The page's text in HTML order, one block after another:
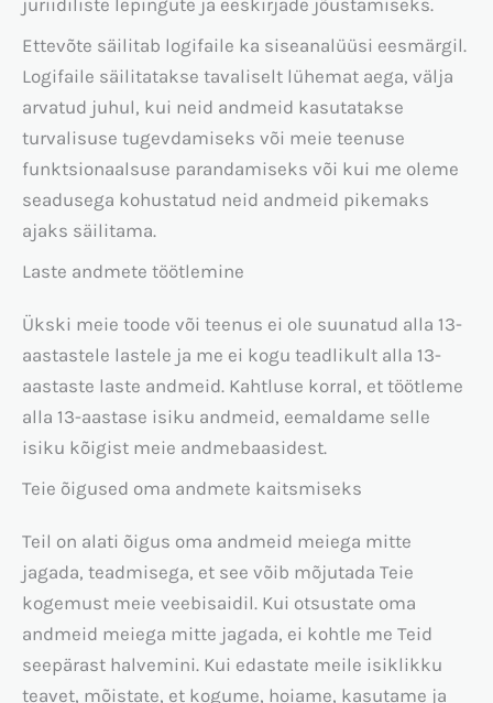
Ettevõte säilitab logifaile ka siseanalüüsi eesmärgil.
Logifaile säilitatakse tavaliselt lühemat aega, välja
arvatud juhul, kui neid andmeid kasutatakse
turvalisuse tugevdamiseks või meie teenuse
funktsionaalsuse parandamiseks või kui me oleme
seadusega kohustatud neid andmeid pikemaks
ajaks säilitama.
Laste andmete töötlemine
Ükski meie toode või teenus ei ole suunatud alla 13-
aastastele lastele ja me ei kogu teadlikult alla 13-
aastaste laste andmeid. Kahtluse korral, et töötleme
alla 13-aastase isiku andmeid, eemaldame selle
isiku kõigist meie andmebaasidest.
Teie õigused oma andmete kaitsmiseks
Teil on alati õigus oma andmeid meiega mitte
jagada, teadmisega, et see võib mõjutada Teie
kogemust meie veebisaidil. Kui otsustate oma
andmeid meiega mitte jagada, ei kohtle me Teid
seepärast halvemini. Kui edastate meile isiklikku
teavet, mõistate, et kogume, hoiame, kasutame ja